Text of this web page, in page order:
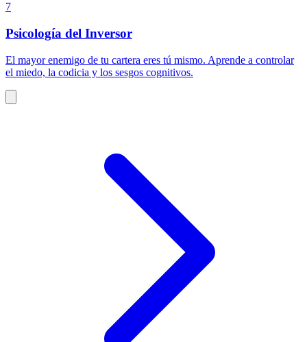
7
Psicología del Inversor
El mayor enemigo de tu cartera eres tú mismo. Aprende a controlar
el miedo, la codicia y los sesgos cognitivos.